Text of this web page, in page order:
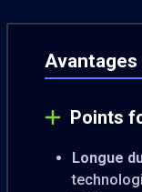
Points
Longue